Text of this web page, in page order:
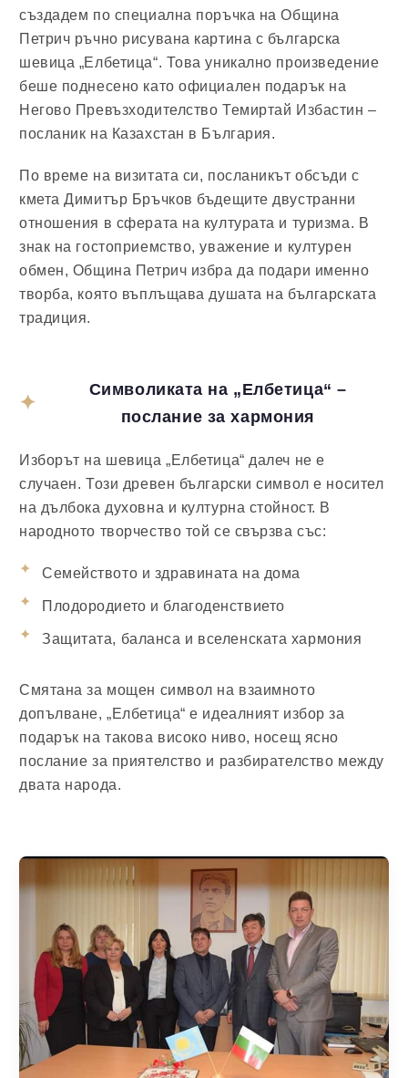
създадем по специална поръчка на Община
Петрич ръчно рисувана картина с българска
шевица „Елбетица“. Това уникално произведение
беше поднесено като официален подарък на
Негово Превъзходителство Темиртай Избастин –
посланик на Казахстан в България.
По време на визитата си, посланикът обсъди с
кмета Димитър Бръчков бъдещите двустранни
отношения в сферата на културата и туризма. В
знак на гостоприемство, уважение и културен
обмен, Община Петрич избра да подари именно
творба, която въплъщава душата на българската
традиция.
Символиката на „Елбетица“ –
послание за хармония
Изборът на шевица „Елбетица“ далеч не е
случаен. Този древен български символ е носител
на дълбока духовна и културна стойност. В
народното творчество той се свързва със:
Семейството и здравината на дома
Плодородието и благоденствието
Защитата, баланса и вселенската хармония
Смятана за мощен символ на взаимното
допълване, „Елбетица“ е идеалният избор за
подарък на такова високо ниво, носещ ясно
послание за приятелство и разбирателство между
двата народа.